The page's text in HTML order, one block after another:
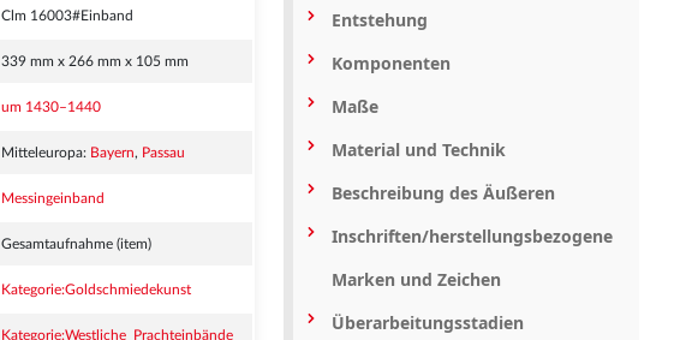
Clm 16003#Einband
339 mm x 266 mm x 105 mm
um 1430–1440
Mitteleuropa: Bayern, Passau
Messingeinband
Gesamtaufnahme (item)
Kategorie:Goldschmiedekunst
Kategorie:Westliche_Prachteinbände
Entstehung
Komponenten
Maße
Material und Technik
Beschreibung des Äußeren
Inschriften/herstellungsbezogene
Marken und Zeichen
Überarbeitungsstadien